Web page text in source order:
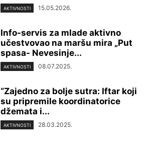
AKTIVNOSTI 15.05.2026.
Info-servis za mlade aktivno
učestvovao na maršu mira „Put
spasa- Nevesinje...
AKTIVNOSTI 08.07.2025.
“Zajedno za bolje sutra: Iftar koji
su pripremile koordinatorice
džemata i...
AKTIVNOSTI 28.03.2025.